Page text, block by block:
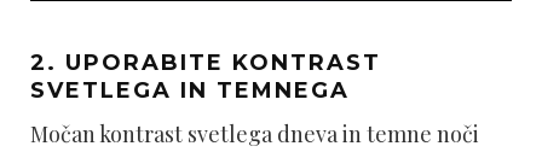
2. UPORABITE KONTRAST
SVETLEGA IN TEMNEGA
Močan kontrast svetlega dneva in temne noči